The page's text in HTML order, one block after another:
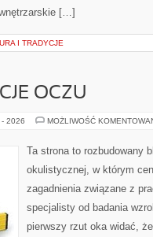
[…]
I TRADYCJE
OCZU
2026 MOŻLIWOŚĆ
Ta strona to rozbudowany
okulistycznej, w którym
zagadnienia związane z
specjalisty od badania
pierwszy rzut oka widać,